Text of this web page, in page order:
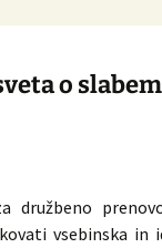
o
družbeno
vsebinska in